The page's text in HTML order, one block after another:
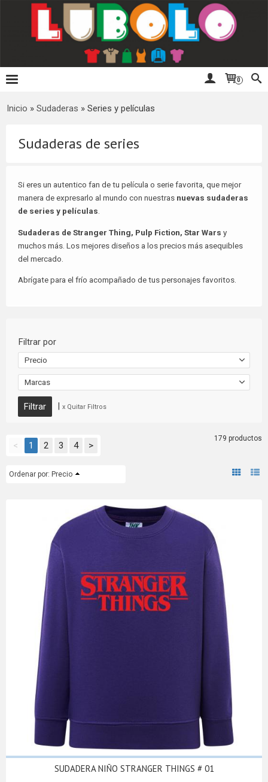
0
Inicio » Sudaderas » Series y películas
Sudaderas de series
Si eres un autentico fan de tu película o serie favorita, que mejor
manera de expresarlo al mundo con nuestras nuevas sudaderas
de series y películas
Sudaderas de Stranger Thing, Pulp Fiction, Star Wars y
muchos más. Los mejores diseños a los precios más asequibles
del mercado.
Abrígate para el frío acompañado de tus personajes favoritos.
Filtrar por
Precio
Marcas
| x Quitar Filtros
< 1 2 3 4 >
179 productos
Ordenar por: Precio
SUDADERA NIÑO STRANGER THINGS # 01